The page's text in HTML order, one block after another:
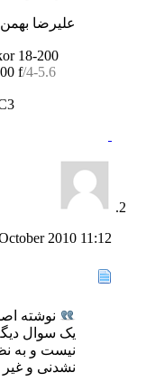
عليرضا بهمن
18-200
f/4-5.6
2010 11:12
نوشته
یک سوال
نیست و به
نشدنی و